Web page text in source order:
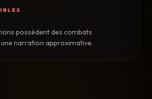
possèdent des combats
narration approximative.